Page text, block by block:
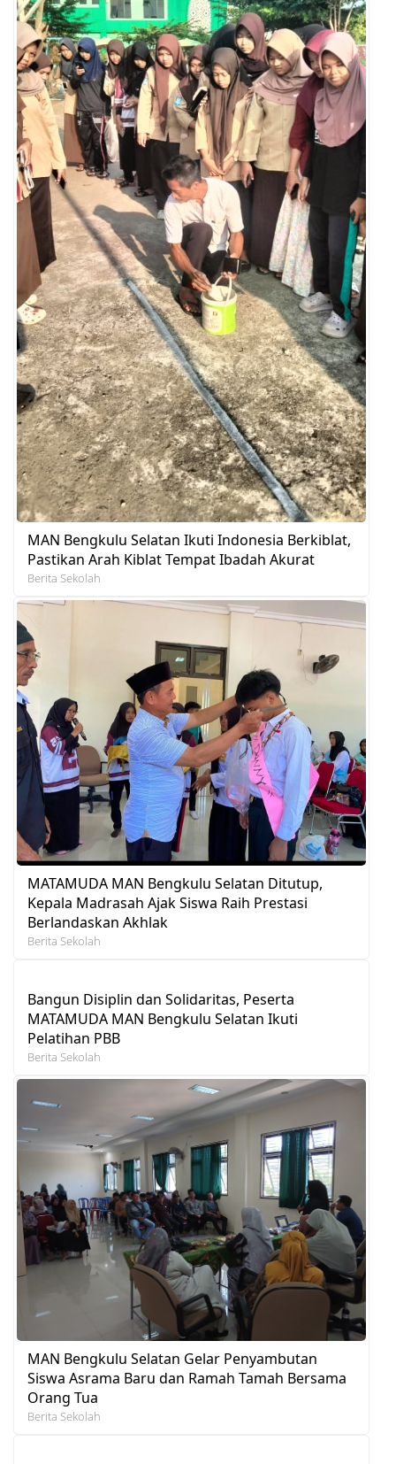
MAN Bengkulu Selatan Ikuti Indonesia Berkiblat,
Pastikan Arah Kiblat Tempat Ibadah Akurat
Berita Sekolah
MATAMUDA MAN Bengkulu Selatan Ditutup,
Kepala Madrasah Ajak Siswa Raih Prestasi
Berlandaskan Akhlak
Berita Sekolah
Bangun Disiplin dan Solidaritas, Peserta
MATAMUDA MAN Bengkulu Selatan Ikuti
Pelatihan PBB
Berita Sekolah
MAN Bengkulu Selatan Gelar Penyambutan
Siswa Asrama Baru dan Ramah Tamah Bersama
Orang Tua
Berita Sekolah